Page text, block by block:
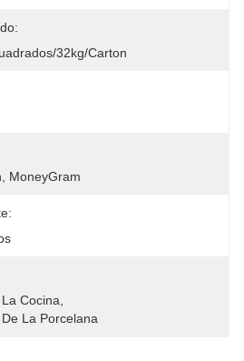
32kg/carton
MoneyGram
Cocina
La Porcelana